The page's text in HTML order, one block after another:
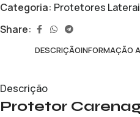
Categoria: Protetores
Share:
DESCRIÇÃOINFORMAÇÃO
Descrição
Protetor